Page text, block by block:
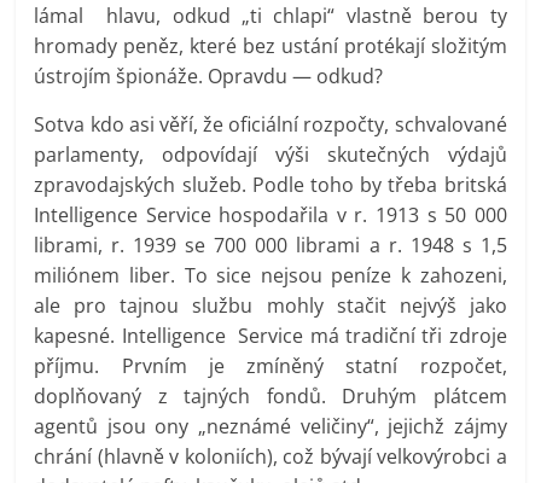
lámal hlavu, odkud „ti chlapi“ vlastně berou ty
hromady peněz, které bez ustání protékají složitým
ústrojím špionáže. Opravdu — odkud?
Sotva kdo asi věří, že oficiální rozpočty, schvalované
parlamenty, odpovídají výši skutečných výdajů
zpravodajských služeb. Podle toho by třeba britská
Intelligence Service hospodařila v r. 1913 s 50 000
librami, r. 1939 se 700 000 librami a r. 1948 s 1,5
miliónem liber. To sice nejsou peníze k zahozeni,
ale pro tajnou službu mohly stačit nejvýš jako
kapesné. Intelligence Service má tradiční tři zdroje
příjmu. Prvním je zmíněný statní rozpočet,
doplňovaný z tajných fondů. Druhým plátcem
agentů jsou ony „neznámé veličiny“, jejichž zájmy
chrání (hlavně v koloniích), což bývají velkovýrobci a